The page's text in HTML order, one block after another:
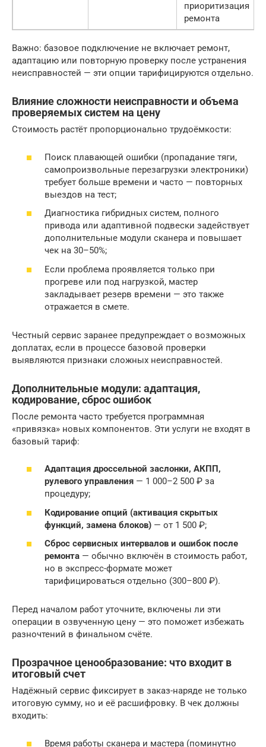
приоритизация
ремонта
Важно: базовое подключение не включает ремонт,
адаптацию или повторную проверку после устранения
неисправностей — эти опции тарифицируются отдельно.
Влияние сложности неисправности и объема
проверяемых систем на цену
Стоимость растёт пропорционально трудоёмкости:
Поиск плавающей ошибки (пропадание тяги,
самопроизвольные перезагрузки электроники)
требует больше времени и часто — повторных
выездов на тест;
Диагностика гибридных систем, полного
привода или адаптивной подвески задействует
дополнительные модули сканера и повышает
чек на 30–50%;
Если проблема проявляется только при
прогреве или под нагрузкой, мастер
закладывает резерв времени — это также
отражается в смете.
Честный сервис заранее предупреждает о возможных
доплатах, если в процессе базовой проверки
выявляются признаки сложных неисправностей.
Дополнительные модули: адаптация,
кодирование, сброс ошибок
После ремонта часто требуется программная
«привязка» новых компонентов. Эти услуги не входят в
базовый тариф:
Адаптация дроссельной заслонки, АКПП,
рулевого управления — 1 000–2 500 ₽ за
процедуру;
Кодирование опций (активация скрытых
функций, замена блоков) — от 1 500 ₽;
Сброс сервисных интервалов и ошибок после
ремонта — обычно включён в стоимость работ,
но в экспресс-формате может
тарифицироваться отдельно (300–800 ₽).
Перед началом работ уточните, включены ли эти
операции в озвученную цену — это поможет избежать
разночтений в финальном счёте.
Прозрачное ценообразование: что входит в
итоговый счет
Надёжный сервис фиксирует в заказ-наряде не только
итоговую сумму, но и её расшифровку. В чек должны
входить:
Время работы сканера и мастера (поминутно